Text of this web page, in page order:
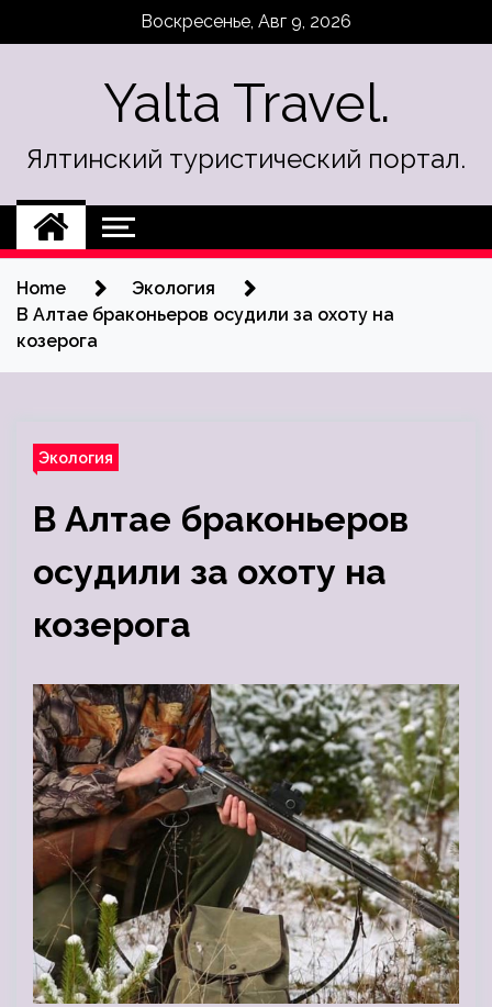
Воскресенье, Авг 9, 2026
Yalta Travel.
Ялтинский туристический портал.
Home
Экология
В Алтае браконьеров осудили за охоту на
козерога
Экология
В Алтае браконьеров
осудили за охоту на
козерога